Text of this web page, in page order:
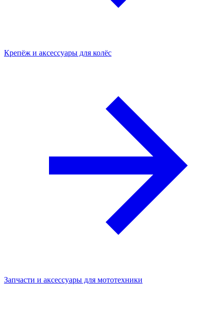
Крепёж и аксессуары для колёс
Запчасти и аксессуары для мототехники